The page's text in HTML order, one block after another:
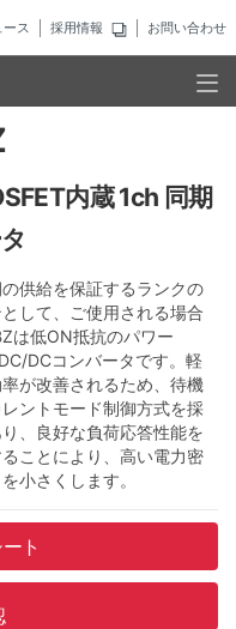
ース 採用情報 お問い合わせ
内蔵 1ch 同期
供給を保証するランクの
して、ご使用される場合
は低ON抵抗のパワー
DCコンバータです。軽
が改善されるため、待機
ントモード制御方式を採
、良好な負荷応答性能を
ことにより、高い電力密
小さくします。
ト